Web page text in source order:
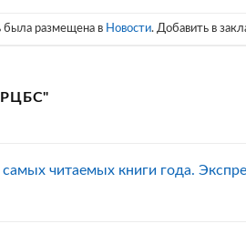
была размещена в Новости. Добавить в
самых читаемых книги года.